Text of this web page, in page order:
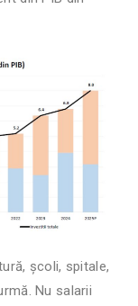
școli, spitale,
Nu salarii